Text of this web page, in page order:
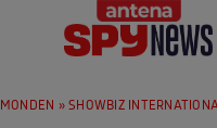
MONDEN »SHOWBIZ